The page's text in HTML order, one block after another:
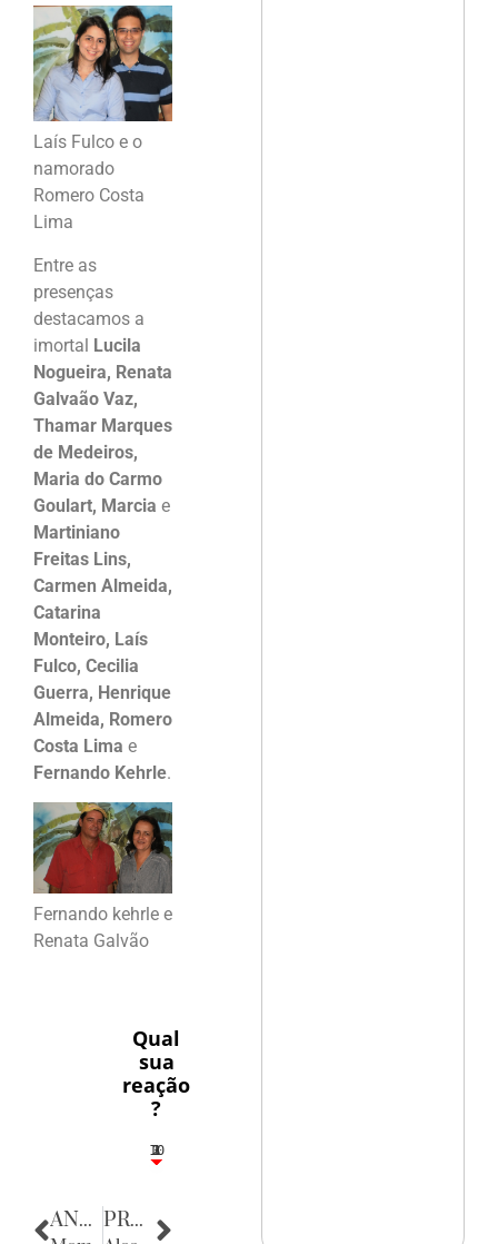
Laís Fulco e o
namorado
Romero Costa
Lima
Entre as
presenças
destacamos a
imortal Lucila
Nogueira, Renata
Galvaão Vaz,
Thamar Marques
de Medeiros,
Maria do Carmo
Goulart, Marcia e
Martiniano
Freitas Lins,
Carmen Almeida,
Catarina
Monteiro, Laís
Fulco, Cecilia
Guerra, Henrique
Almeida, Romero
Costa Lima e
Fernando Kehrle.
Fernando kehrle e
Renata Galvão
Qual
sua
reação
?
3
1
1
2
10
ANTERIOR PRÓXIMA